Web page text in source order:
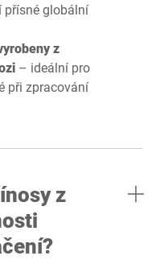
přísné globální
z
– ideální pro
při zpracování
z